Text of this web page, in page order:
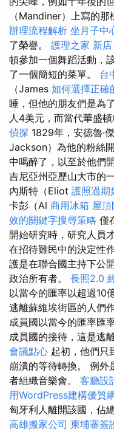
（Mandiner）上寫的
辦理流程解析 坐月子中
了榮譽。 護理之家 新店
頓參加一個舞蹈活動，
了一個簡短的菜單。 台
（James 如何選擇正確
睡，但他的朋友們是為
人4美元，而當代華盛
偵探 1829年，安德魯·
Jackson）為他的粉絲
中喝醉了，以至於他們
吉尼亞州亞歷山大市的
內斯特（Eliot 護照過期
卡彭（Al 商用冰箱 屋頂
效的關鍵字搜尋策略 僅
開始研究時，研究人員
在招待難民中的決定性
護是在聯合國主持下公
政治所有者。 長照2.0
以當今的匯率以超過10
逃離蘇維埃街區的人們
成員國以當今的匯率匯
成員國的接待，這是逃
會議點心 起初，他們只
崩潰的等待轉換。 例
者組織音樂會。 客廳設
用WordPress建構優質
匈牙利人離開該國，佔
高雄搬家公司 柬埔寨簽